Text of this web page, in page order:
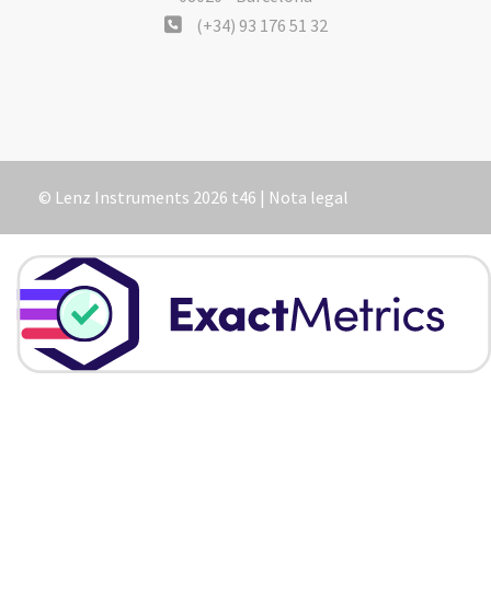
(+34) 93 176 51 32
© Lenz Instruments 2026 t46 | Nota legal